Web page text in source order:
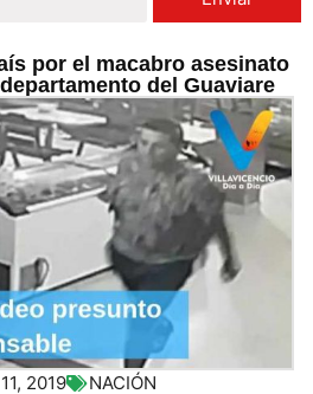
por el macabro asesinato
del Guaviare
2019 NACIÓN